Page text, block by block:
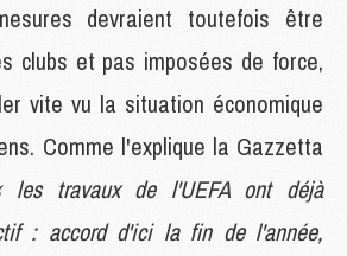
devraient toutefois être
clubs et pas imposées de force,
vite vu la situation économique
Comme l'explique la Gazzetta
les travaux de l'UEFA ont déjà
: accord d'ici la fin de l'année,